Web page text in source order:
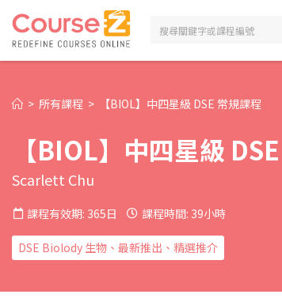
> 所有課程 > 【BIOL】中四星級 DSE 常規課程
【BIOL】中四星級
Scarlett Chu
課程有效期: 365日 課程時間: 39小時
DSE Biolody 生物、最新推出、精選推介